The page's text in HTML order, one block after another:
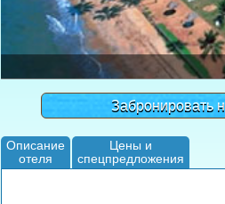
Забронировать
Описание
отеля
Цены и
спецпредложения